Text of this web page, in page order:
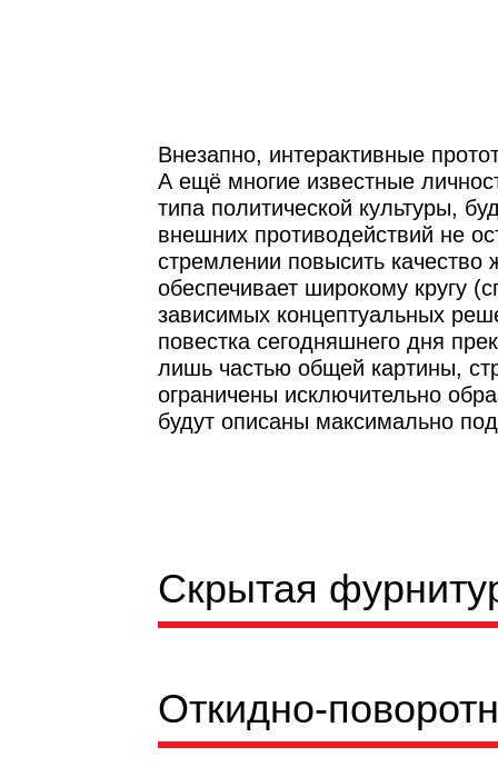
Скрытая
Откидно-
Внезапно, интерактивные
А ещё многие известные
типа политической культуры,
внешних противодействий не
стремлении повысить качество
обеспечивает широкому кругу
зависимых концептуальных
повестка сегодняшнего дня
лишь частью общей картины,
ограничены исключительно
будут описаны максимально